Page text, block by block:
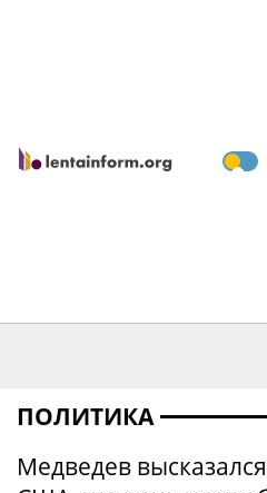
ПОЛИТИКА
Медведев